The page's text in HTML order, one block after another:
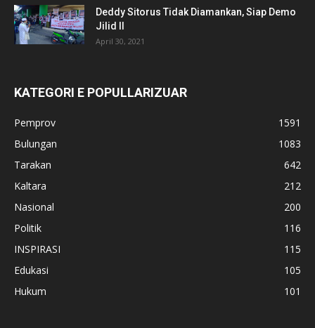
Deddy Sitorus Tidak Diamankan, Siap Demo
Jilid II
April 30, 2021
KATEGORI E POPULLARIZUAR
Pemprov
1591
Bulungan
1083
Tarakan
642
Kaltara
212
Nasional
200
Politik
116
INSPIRASI
115
Edukasi
105
Hukum
101